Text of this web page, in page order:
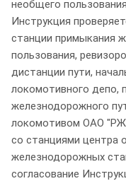
необщего
Инструкция
станции примыкания
пользования,
дистанции пути,
локомотивного депо,
железнодорожного
локомотивом ОАО
со станциями центра
железнодорожных
согласование